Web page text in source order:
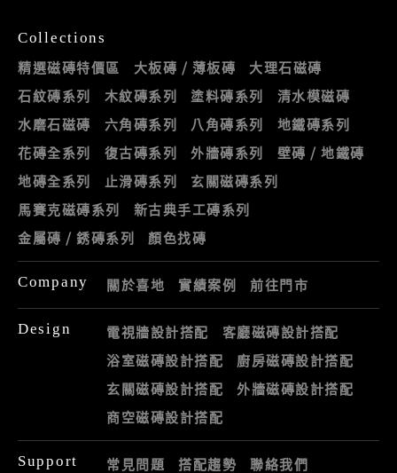
Collections
精選磁磚特價區 大板磚 / 薄板磚
大理石磁磚
石紋磚系列
木紋磚系列 塗料磚系列
清水模磁磚
水磨石磁磚
六角磚系列 八角磚系列
地鐵磚系列
花磚全系列
復古磚系列 外牆磚系列
壁磚 / 地鐵磚
地磚全系列
止滑磚系列
玄關磁磚系列
馬賽克磁磚系列
新古典手工磚系列
金屬磚 / 銹磚系列
顏色找磚
Company 關於喜地 實績案例 前往門市
Design 電視牆設計搭配
客廳磁磚設計搭配
浴室磁磚設計搭配
廚房磁磚設計搭配
玄關磁磚設計搭配
外牆磁磚設計搭配
商空磁磚設計搭配
Support 常見問題 搭配趨勢 聯絡我們